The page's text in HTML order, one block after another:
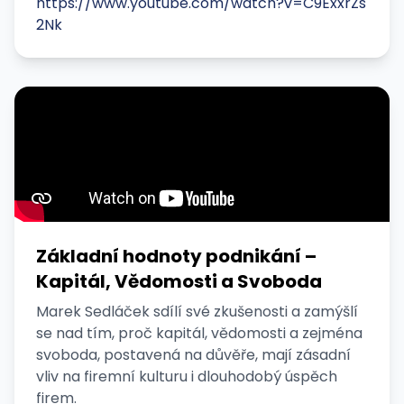
2Nk
Základní hodnoty podnikání –
Kapitál, Vědomosti a Svoboda
Marek Sedláček sdílí své zkušenosti a zamýšlí
se nad tím, proč kapitál, vědomosti a zejména
svoboda, postavená na důvěře, mají zásadní
vliv na firemní kulturu i dlouhodobý úspěch
firem.